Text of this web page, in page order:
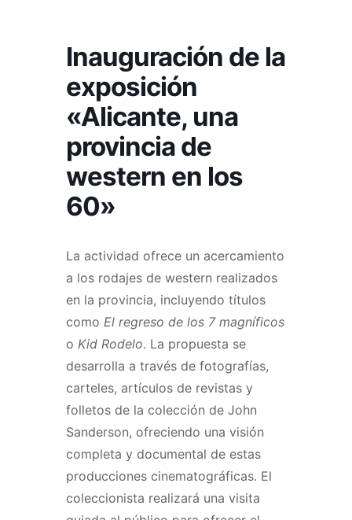
Inauguración de la
exposición
«Alicante, una
provincia de
western en los
60»
La actividad ofrece un acercamiento
a los rodajes de western realizados
en la provincia, incluyendo títulos
como El regreso de los 7 magníficos
o Kid Rodelo. La propuesta se
desarrolla a través de fotografías,
carteles, artículos de revistas y
folletos de la colección de John
Sanderson, ofreciendo una visión
completa y documental de estas
producciones cinematográficas. El
coleccionista realizará una visita